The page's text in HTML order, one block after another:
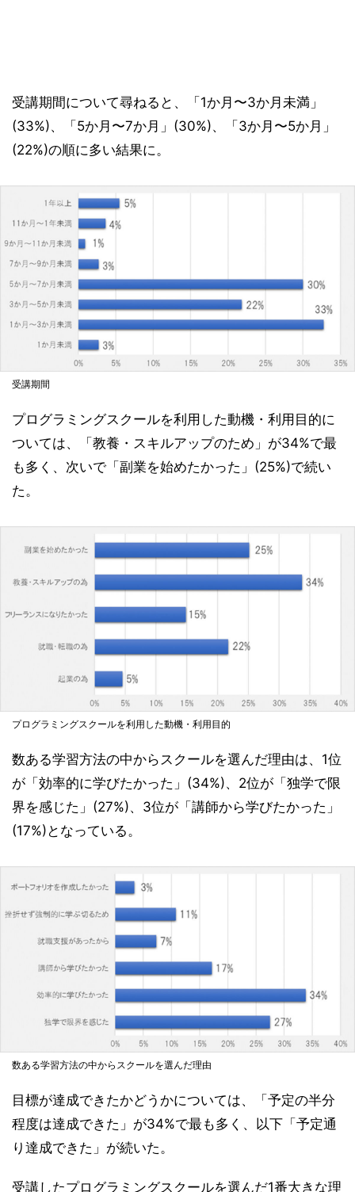
受講期間について尋ねると、「1か月〜3か月未満」
(33%)、「5か月〜7か月」(30%)、「3か月〜5か月」
(22%)の順に多い結果に。
受講期間
プログラミングスクールを利用した動機・利用目的に
ついては、「教養・スキルアップのため」が34%で最
も多く、次いで「副業を始めたかった」(25%)で続い
た。
プログラミングスクールを利用した動機・利用目的
数ある学習方法の中からスクールを選んだ理由は、1位
が「効率的に学びたかった」(34%)、2位が「独学で限
界を感じた」(27%)、3位が「講師から学びたかった」
(17%)となっている。
数ある学習方法の中からスクールを選んだ理由
目標が達成できたかどうかについては、「予定の半分
程度は達成できた」が34%で最も多く、以下「予定通
り達成できた」が続いた。
受講したプログラミングスクールを選んだ1番大きな理